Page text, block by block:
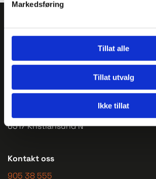
Markedsføring
Tillat alle
Tillat utvalg
Ikke tillat
Adresse:
Omagata 118
6517 Kristiansund N
Kontakt oss
905 38 555